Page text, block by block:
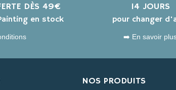
DÈS 49€
en stock
14 JOURS
pour changer
➡️ En savoir
NOS PRODUITS